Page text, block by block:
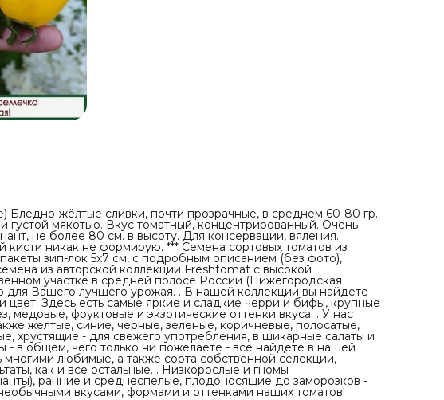
жёлтые сливки, почти прозрачные, в среднем 60-80 гр.
густой мякотью. Вкус томатный, концентрированный. Очень
не более 80 см. в высоту. Для консервации, вяления.
никак не формирую. *** Семена сортовых томатов из
зип-лок 5х7 см, с подробным описанием (без фото),
из авторской коллекции Freshtomat с высокой
участке в средней полосе России (Нижегородская
для Вашего лучшего урожая. . В нашей коллекции вы найдете
цвет. Здесь есть самые яркие и сладкие черри и бифы, крупные
медовые, фруктовые и экзотические оттенки вкуса. . У нас
желтые, синие, черные, зеленые, коричневые, полосатые,
хрустящие - для свежего употребления, в шикарные салаты и
- в общем, чего только ни пожелаете - все найдете в нашей
многими любимые, а также сорта собственной селекции,
как и все остальные. . Низкорослые и гномы
ранние и среднеспелые, плодоносящие до заморозков -
вкусами, формами и оттенками наших томатов!